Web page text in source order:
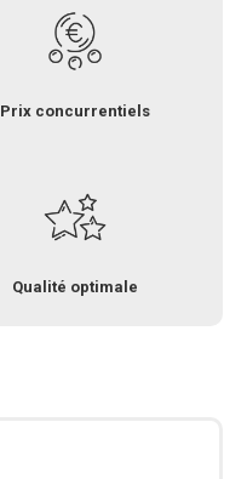
Prix concurrentiels
Qualité optimale